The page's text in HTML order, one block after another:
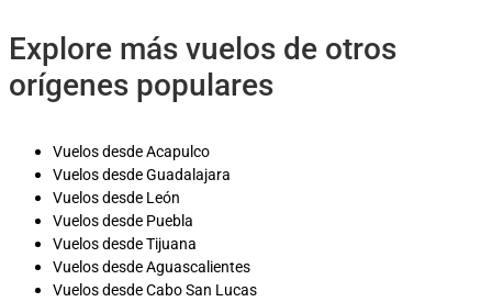
Explore más vuelos de otros
orígenes populares
Vuelos desde Acapulco
Vuelos desde Guadalajara
Vuelos desde León
Vuelos desde Puebla
Vuelos desde Tijuana
Vuelos desde Aguascalientes
Vuelos desde Cabo San Lucas